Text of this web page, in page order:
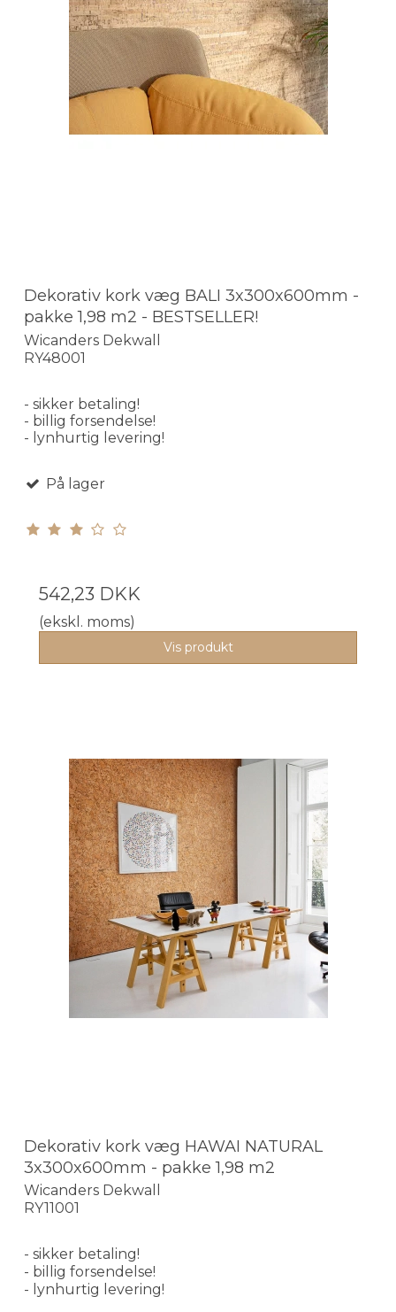
Dekorativ kork væg BALI 3x300x600mm -
pakke 1,98 m2 - BESTSELLER!
Wicanders Dekwall
RY48001
- sikker betaling!
- billig forsendelse!
- lynhurtig levering!
På lager
542,23 DKK
(ekskl. moms)
Vis produkt
Dekorativ kork væg HAWAI NATURAL
3x300x600mm - pakke 1,98 m2
Wicanders Dekwall
RY11001
- sikker betaling!
- billig forsendelse!
- lynhurtig levering!